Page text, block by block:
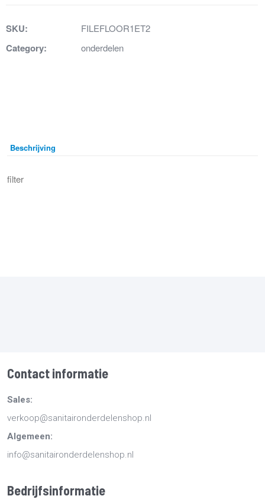
SKU: FILEFLOOR1ET2
Category: onderdelen
Beschrijving
filter
Contact informatie
Sales:
verkoop@sanitaironderdelenshop.nl
Algemeen:
info@sanitaironderdelenshop.nl
Bedrijfsinformatie